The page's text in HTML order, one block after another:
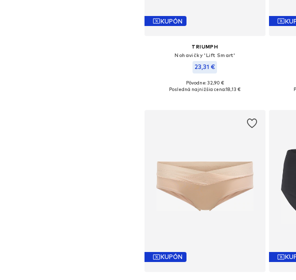
KUPÓN
TRIUMPH
Nohavičky 'Lift Smart'
23,31 €
Dostupné veľkosti: XL
Pôvodne: 32,90 €
Posledná najnižšia cena:18,13 €
KUPÓN